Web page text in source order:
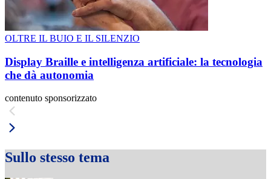
OLTRE IL BUIO E IL SILENZIO
Display Braille e intelligenza artificiale: la tecnologia
che dà autonomia
contenuto sponsorizzato
Sullo stesso tema